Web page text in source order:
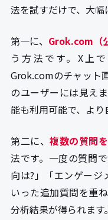
法を試すだけで、大幅
第一に、 Grok.com（
う方法です。X上
Grok.comのチャット
のユーザーには見え
能も利用可能で、より
第二に、 複数の質問
法です。一度の質問
向は?」「エンゲージ
いった追加質問を重
分析結果が得られます。